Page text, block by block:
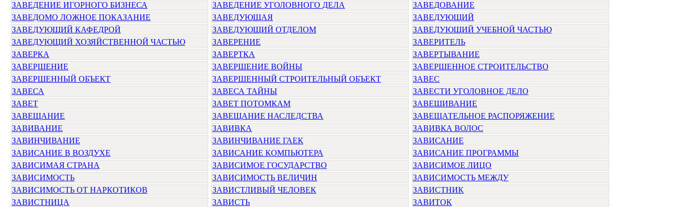
ЗАВЕДЕНИЕ ИГОРНОГО БИЗНЕСА
ЗАВЕДЕНИЕ УГОЛОВНОГО ДЕЛА
ЗАВЕДОВАНИЕ
ЗАВЕДОМО ЛОЖНОЕ ПОКАЗАНИЕ
ЗАВЕДУЮЩАЯ
ЗАВЕДУЮЩИЙ
ЗАВЕДУЮЩИЙ КАФЕДРОЙ
ЗАВЕДУЮЩИЙ ОТДЕЛОМ
ЗАВЕДУЮЩИЙ УЧЕБНОЙ ЧАСТЬЮ
ЗАВЕДУЮЩИЙ ХОЗЯЙСТВЕННОЙ ЧАСТЬЮ
ЗАВЕРЕНИЕ
ЗАВЕРИТЕЛЬ
ЗАВЕРКА
ЗАВЕРТКА
ЗАВЕРТЫВАНИЕ
ЗАВЕРШЕНИЕ
ЗАВЕРШЕНИЕ ВОЙНЫ
ЗАВЕРШЕННОЕ СТРОИТЕЛЬСТВО
ЗАВЕРШЕННЫЙ ОБЪЕКТ
ЗАВЕРШЕННЫЙ СТРОИТЕЛЬНЫЙ ОБЪЕКТ
ЗАВЕС
ЗАВЕСА
ЗАВЕСА ТАЙНЫ
ЗАВЕСТИ УГОЛОВНОЕ ДЕЛО
ЗАВЕТ
ЗАВЕТ ПОТОМКАМ
ЗАВЕШИВАНИЕ
ЗАВЕЩАНИЕ
ЗАВЕЩАНИЕ НАСЛЕДСТВА
ЗАВЕЩАТЕЛЬНОЕ РАСПОРЯЖЕНИЕ
ЗАВИВАНИЕ
ЗАВИВКА
ЗАВИВКА ВОЛОС
ЗАВИНЧИВАНИЕ
ЗАВИНЧИВАНИЕ ГАЕК
ЗАВИСАНИЕ
ЗАВИСАНИЕ В ВОЗДУХЕ
ЗАВИСАНИЕ КОМПЬЮТЕРА
ЗАВИСАНИЕ ПРОГРАММЫ
ЗАВИСИМАЯ СТРАНА
ЗАВИСИМОЕ ГОСУДАРСТВО
ЗАВИСИМОЕ ЛИЦО
ЗАВИСИМОСТЬ
ЗАВИСИМОСТЬ ВЕЛИЧИН
ЗАВИСИМОСТЬ МЕЖДУ
ЗАВИСИМОСТЬ ОТ НАРКОТИКОВ
ЗАВИСТЛИВЫЙ ЧЕЛОВЕК
ЗАВИСТНИК
ЗАВИСТНИЦА
ЗАВИСТЬ ЗАВИТОК